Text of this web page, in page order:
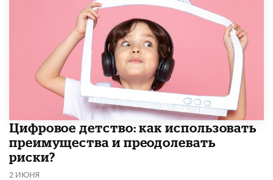
​Цифровое детство: как использовать
преимущества и преодолевать
риски?
2 ИЮНЯ